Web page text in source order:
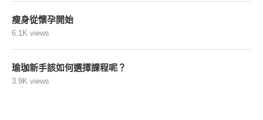
瘦身從懷孕開始
6.1K views
瑜珈新手該如何選擇課程呢？
3.9K views